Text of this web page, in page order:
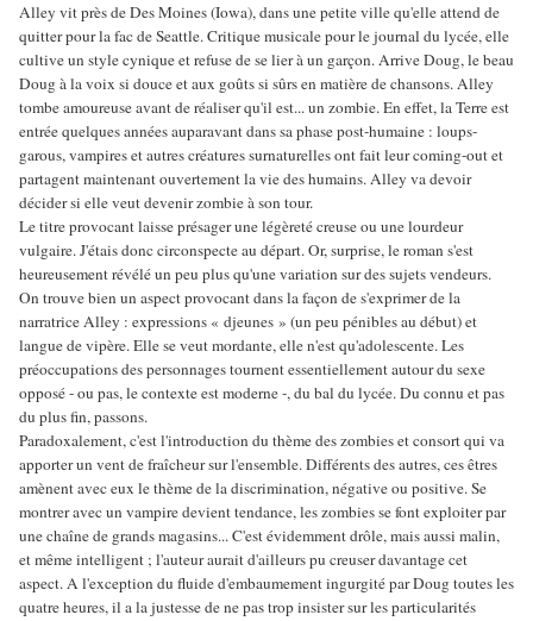
Alley vit près de Des Moines (Iowa), dans une petite ville qu'elle attend de
quitter pour la fac de Seattle. Critique musicale pour le journal du lycée, elle
cultive un style cynique et refuse de se lier à un garçon. Arrive Doug, le beau
Doug à la voix si douce et aux goûts si sûrs en matière de chansons. Alley
tombe amoureuse avant de réaliser qu'il est... un zombie. En effet, la Terre est
entrée quelques années auparavant dans sa phase post-humaine : loups-
garous, vampires et autres créatures surnaturelles ont fait leur coming-out et
partagent maintenant ouvertement la vie des humains. Alley va devoir
décider si elle veut devenir zombie à son tour.
Le titre provocant laisse présager une légèreté creuse ou une lourdeur
vulgaire. J'étais donc circonspecte au départ. Or, surprise, le roman s'est
heureusement révélé un peu plus qu'une variation sur des sujets vendeurs.
On trouve bien un aspect provocant dans la façon de s'exprimer de la
narratrice Alley : expressions « djeunes » (un peu pénibles au début) et
langue de vipère. Elle se veut mordante, elle n'est qu'adolescente. Les
préoccupations des personnages tournent essentiellement autour du sexe
opposé - ou pas, le contexte est moderne -, du bal du lycée. Du connu et pas
du plus fin, passons.
Paradoxalement, c'est l'introduction du thème des zombies et consort qui va
apporter un vent de fraîcheur sur l'ensemble. Différents des autres, ces êtres
amènent avec eux le thème de la discrimination, négative ou positive. Se
montrer avec un vampire devient tendance, les zombies se font exploiter par
une chaîne de grands magasins... C'est évidemment drôle, mais aussi malin,
et même intelligent ; l'auteur aurait d'ailleurs pu creuser davantage cet
aspect. A l'exception du fluide d'embaumement ingurgité par Doug toutes les
quatre heures, il a la justesse de ne pas trop insister sur les particularités